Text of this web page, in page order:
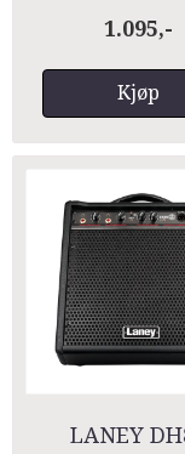
1.095,-
Kjøp
LANEY